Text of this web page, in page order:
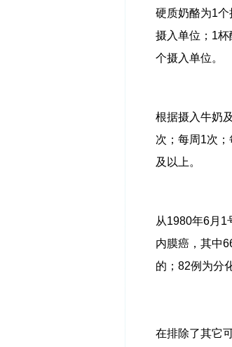
硬质奶酪为1个
摄入单位； 1杯
个摄入单位。
根据摄入牛奶
次；每周1次；
及以上。
从1980年6月 1
内膜癌，其中
的； 82例为分
在排除了其它